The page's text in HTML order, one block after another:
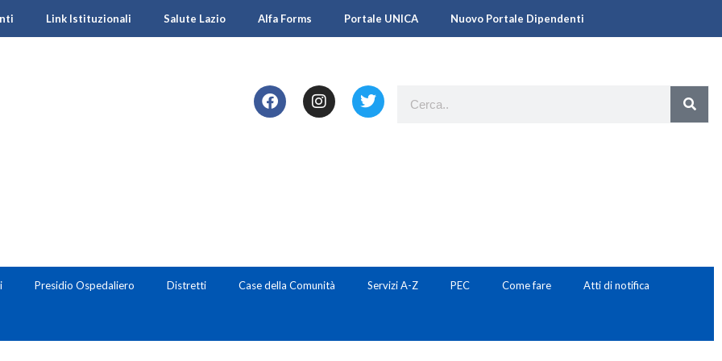
Link Istituzionali Salute Lazio Alfa Forms Portale UNICA Nuovo Portale Dipendenti
Presidio Ospedaliero Distretti Case della Comunità Servizi A-Z PEC Come fare Atti di notifica